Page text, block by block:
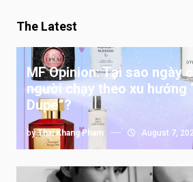
The Latest
MF Opinion: Tại sao ngày
người chạy theo xu hướng
Dupe”?
byThai Khang Pham August 7,